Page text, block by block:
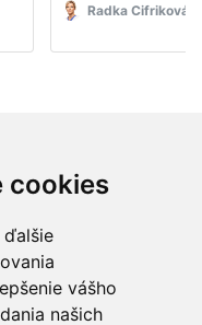
cookies
vášho
našich
Radka Cifriková
k
ani k jej
O
vhodnosti
na